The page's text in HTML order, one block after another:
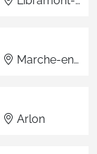
Marche-en-Famenne
Arlon